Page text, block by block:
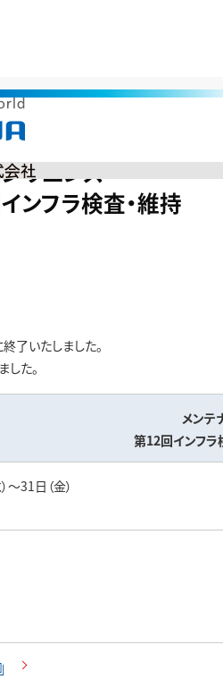
ニ
ュ
English
問い合わせ
展情報 >
展」に出展
リエンス
ンフラ検査・維持
了いたしました。
した。
メンテ
第12回インフラ
31日（金）